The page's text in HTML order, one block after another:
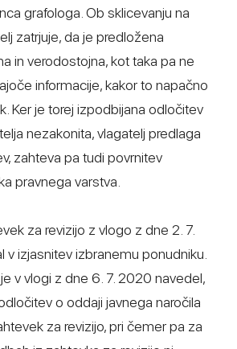
grafologa. Ob sklicevanju na
zatrjuje, da je predložena
in verodostojna, kot taka pa ne
informacije, kakor to napačno
Ker je torej izpodbijana odločitev
nezakonita, vlagatelj predlaga
zahteva pa tudi povrnitev
pravnega varstva.
za revizijo z vlogo z dne 2. 7.
izjasnitev izbranemu ponudniku.
v vlogi z dne 6. 7. 2020 navedel,
o oddaji javnega naročila
za revizijo, pri čemer pa za